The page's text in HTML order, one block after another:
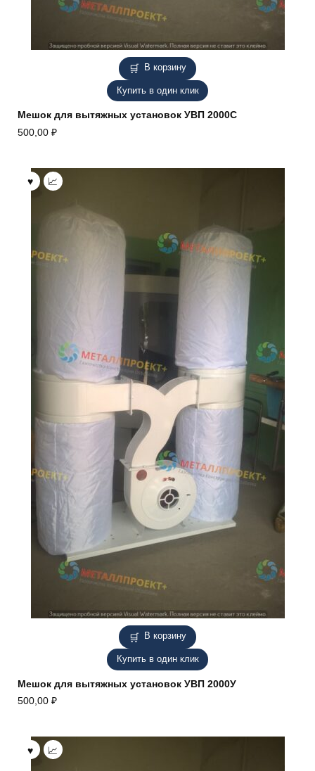
В корзину
Купить в один клик
Мешок для вытяжных установок УВП 2000С
500,00 ₽
В корзину
Купить в один клик
Мешок для вытяжных установок УВП 2000У
500,00 ₽